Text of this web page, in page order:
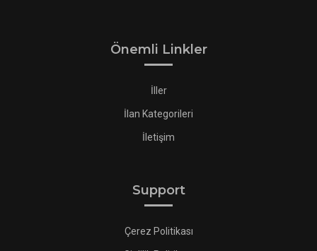
Önemli Linkler
İller
İlan Kategorileri
İletişim
Support
Çerez Politikası